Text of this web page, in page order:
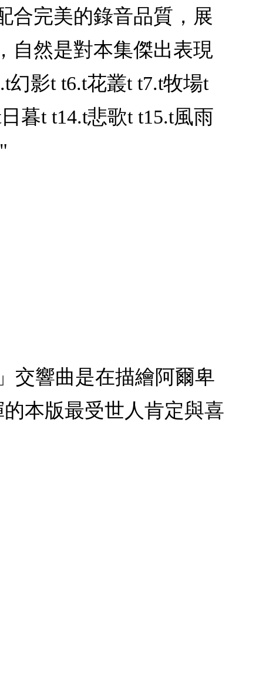
合完美的錄音品質，展
自然是對本集傑出表現
幻影t t6.t花叢t t7.t牧場t
暮t t14.t悲歌t t15.t風雨
交響曲是在描繪阿爾卑
本版最受世人肯定與喜